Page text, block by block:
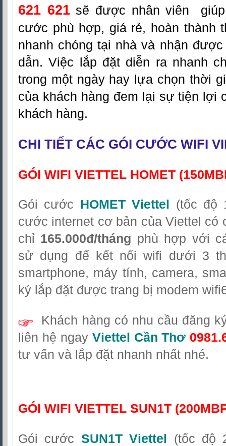
621 621sẽ được nhân viên
cước phù hợp, giá rẻ, hoàn thành
nhanh chóng tại nhà và nhận
dẫn. Việc lắp đặt diễn ra nhanh
trong một ngày hay lựa chọn thời
của khách hàng đem lại sự tiện lợi
khách hàng.
CHI TIẾT CÁC GÓI CƯỚC WIFI
GÓI WIFI VIETTEL HOMET
Gói cước HOMET Viettel
(tốc độ
cước internet cơ bản của Viettel có
chỉ 165.000đ/tháng phù hợp với
sử dụng để kết nối wifi dưới 3
smartphone, máy tính, camera,
ký lắp đặt được trang bị modem
Khách hàng có nhu cầu đăng
liên hệ ngay Viettel Cần Thơ
tư vấn và lắp đặt nhanh nhất nhé.
GÓI WIFI VIETTEL SUN1T
Gói cước SUN1T Viettel (tốc độ